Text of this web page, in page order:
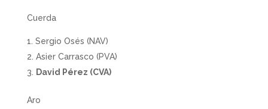
Cuerda
Sergio Osés (NAV)
Asier Carrasco (PVA)
David Pérez (CVA)
Aro